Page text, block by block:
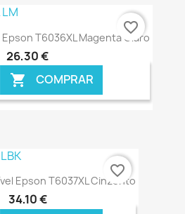
€ ONLINE
T6036XL Magenta Claro
26,30 €
 COMPRAR
€ ONLINE
favorite_border
Epson T6037XL Cinzento
34,10 €
favorite_border